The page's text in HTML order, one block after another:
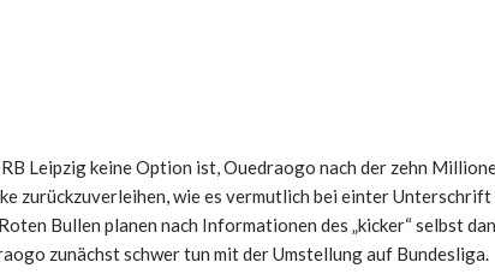
Leipzig keine Option ist, Ouedraogo nach der zehn
zurückzuverleihen, wie es vermutlich bei einter Unterschrift
Bullen planen nach Informationen des „kicker“ selbst
zunächst schwer tun mit der Umstellung auf Bundesliga.